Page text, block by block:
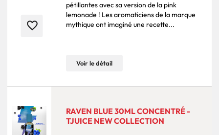
favorite_border
pétillantes avec sa version de la pink
lemonade ! Les aromaticiens de la marque
mythique ont imaginé une recette...
Voir le détail
RAVEN BLUE 30ML CONCENTRÉ -
TJUICE NEW COLLECTION